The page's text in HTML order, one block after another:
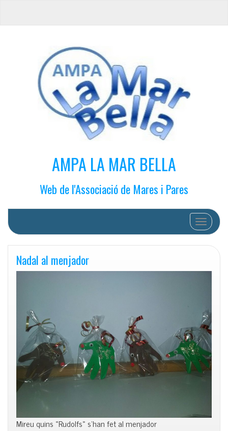
AMPA LA MAR BELLA
Web de l'Associació de Mares i Pares
Cambiar
Nadal al menjador
Mireu quins «Rudolfs» s’han fet al menjador